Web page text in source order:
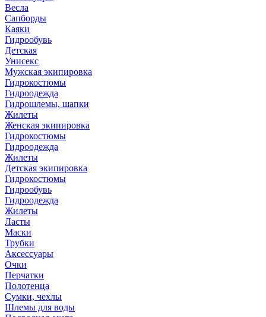
Весла
Сапборды
Каяки
Гидрообувь
Детская
Унисекс
Мужская экипировка
Гидрокостюмы
Гидроодежда
Гидрошлемы, шапки
Жилеты
Женская экипировка
Гидрокостюмы
Гидроодежда
Жилеты
Детская экипировка
Гидрокостюмы
Гидрообувь
Гидроодежда
Жилеты
Ласты
Маски
Трубки
Аксессуары
Очки
Перчатки
Полотенца
Сумки, чехлы
Шлемы для воды